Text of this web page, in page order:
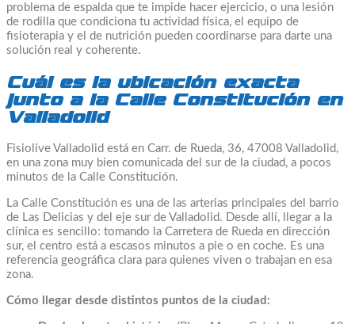
problema de espalda que te impide hacer ejercicio, o una lesión
de rodilla que condiciona tu actividad física, el equipo de
fisioterapia y el de nutrición pueden coordinarse para darte una
solución real y coherente.
Cuál es la ubicación exacta
junto a la Calle Constitución en
Valladolid
Fisiolive Valladolid está en Carr. de Rueda, 36, 47008 Valladolid,
en una zona muy bien comunicada del sur de la ciudad, a pocos
minutos de la Calle Constitución.
La Calle Constitución es una de las arterias principales del barrio
de Las Delicias y del eje sur de Valladolid. Desde allí, llegar a la
clínica es sencillo: tomando la Carretera de Rueda en dirección
sur, el centro está a escasos minutos a pie o en coche. Es una
referencia geográfica clara para quienes viven o trabajan en esa
zona.
Cómo llegar desde distintos puntos de la ciudad: